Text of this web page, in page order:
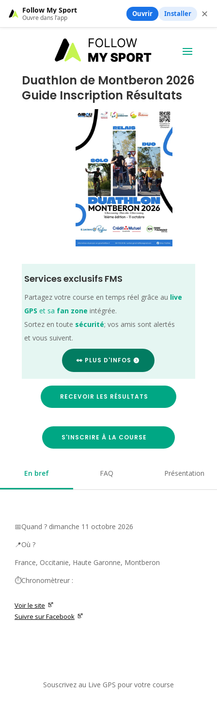
Duathlon de Montberon 2026
Guide Inscription Résultats
Services exclusifs FMS
Partagez votre course en temps réel grâce au live
GPS et sa fan zone intégrée.
Sortez en toute sécurité; vos amis sont alertés
et vous suivent.
👀 PLUS D'INFOS
RECEVOIR LES RÉSULTATS
S'INSCRIRE À LA COURSE
En bref FAQ Présentation
📅Quand ? dimanche 11 octobre 2026
📍Où ?
France, Occitanie, Haute Garonne, Montberon
⏱️Chronomètreur :
Voir le site
Suivre sur Facebook
Souscrivez au Live GPS pour votre course
Follow My Sport
Ouvre dans l’app Ouvrir Installer ✕